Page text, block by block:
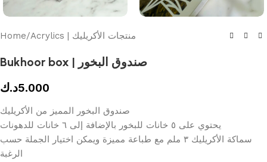
Home/ Acrylics | منتجات الأكريليك
Bukhoor box | صندوق البخور
5.000د.ك
صندوق البخور المميز من الأكريليك
يحتوي على ٥ خانات للبخور بالإضافة إلى ٦ خانات للدهونات
سماكة الأكريليك ٣ ملم مع طباعة مميزة ويمكن اختيار الجملة حسب
الرغبة